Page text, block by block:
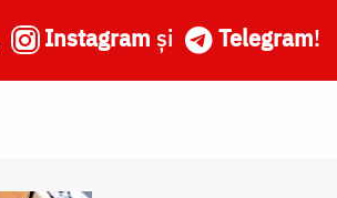
Instagram și Telegram!